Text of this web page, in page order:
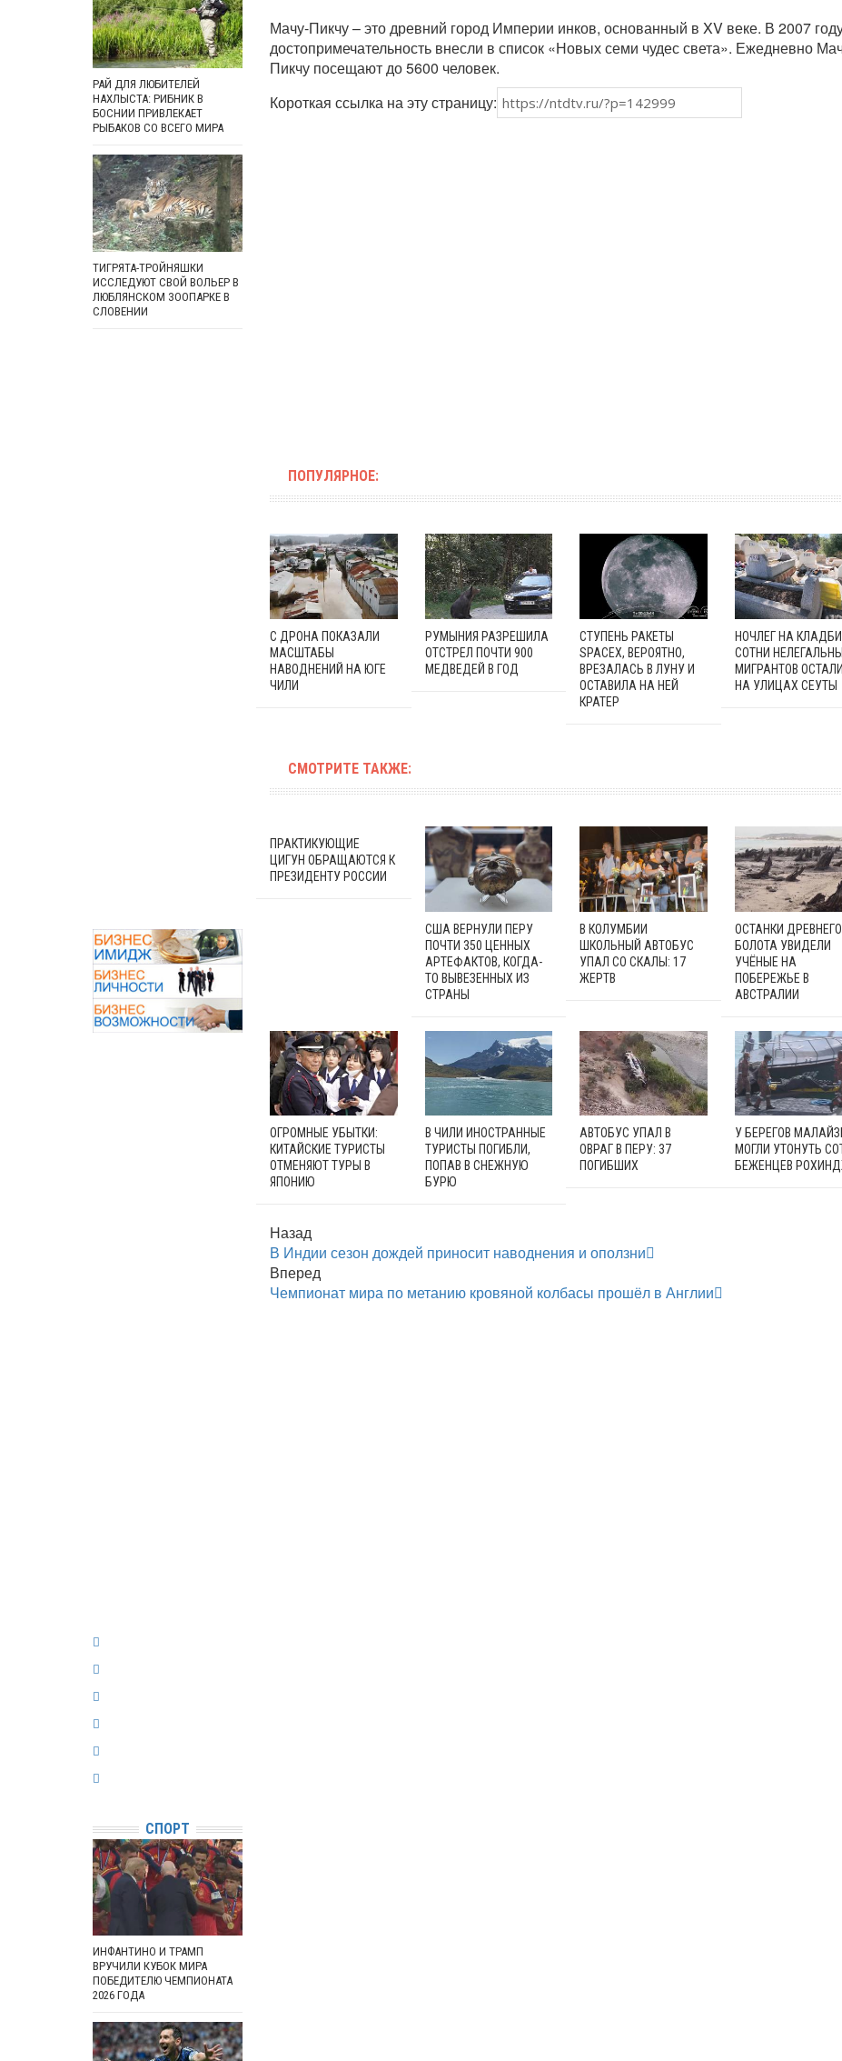
Мачу-Пикчу – это древний город Империи инков, основанный в XV веке. В 2007
достопримечательность внесли в список «Новых семи чудес света». Ежедневно
Пикчу посещают до 5600 человек.
Короткая ссылка на эту страницу:
ПОПУЛЯРНОЕ:
С ДРОНА ПОКАЗАЛИ
МАСШТАБЫ
НАВОДНЕНИЙ НА ЮГЕ
ЧИЛИ
РУМЫНИЯ РАЗРЕШИЛА
ОТСТРЕЛ ПОЧТИ 900
МЕДВЕДЕЙ В ГОД
СТУПЕНЬ РАКЕТЫ
SPACEX, ВЕРОЯТНО,
ВРЕЗАЛАСЬ В ЛУНУ И
ОСТАВИЛА НА НЕЙ
КРАТЕР
НОЧЛЕГ НА
СОТНИ
МИГРАНТОВ
НА УЛИЦАХ СЕУТЫ
СМОТРИТЕ ТАКЖЕ:
ПРАКТИКУЮЩИЕ
ЦИГУН ОБРАЩАЮТСЯ К
ПРЕЗИДЕНТУ РОССИИ
США ВЕРНУЛИ ПЕРУ
ПОЧТИ 350 ЦЕННЫХ
АРТЕФАКТОВ, КОГДА-
ТО ВЫВЕЗЕННЫХ ИЗ
СТРАНЫ
В КОЛУМБИИ
ШКОЛЬНЫЙ АВТОБУС
УПАЛ СО СКАЛЫ: 17
ЖЕРТВ
ОСТАНКИ ДРЕВНЕГО
БОЛОТА УВИДЕЛИ
УЧЁНЫЕ НА
ПОБЕРЕЖЬЕ В
АВСТРАЛИИ
ОГРОМНЫЕ УБЫТКИ:
КИТАЙСКИЕ ТУРИСТЫ
ОТМЕНЯЮТ ТУРЫ В
ЯПОНИЮ
В ЧИЛИ ИНОСТРАННЫЕ
ТУРИСТЫ ПОГИБЛИ,
ПОПАВ В СНЕЖНУЮ
БУРЮ
АВТОБУС УПАЛ В
ОВРАГ В ПЕРУ: 37
ПОГИБШИХ
У БЕРЕГОВ
МОГЛИ УТОНУТЬ
БЕЖЕНЦЕВ
Назад
В Индии сезон дождей приносит наводнения и оползни
Вперед
Чемпионат мира по метанию кровяной колбасы прошёл в Англии
РАЙ ДЛЯ ЛЮБИТЕЛЕЙ
НАХЛЫСТА: РИБНИК В
БОСНИИ ПРИВЛЕКАЕТ
РЫБАКОВ СО ВСЕГО МИРА
ТИГРЯТА-ТРОЙНЯШКИ
ИССЛЕДУЮТ СВОЙ ВОЛЬЕР В
ЛЮБЛЯНСКОМ ЗООПАРКЕ В
СЛОВЕНИИ
СПОРТ
ИНФАНТИНО И ТРАМП
ВРУЧИЛИ КУБОК МИРА
ПОБЕДИТЕЛЮ ЧЕМПИОНАТА
2026 ГОДА